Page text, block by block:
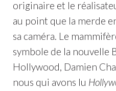
originaire et le
au point que la merde
sa caméra. Le
symbole de la nouvelle
Hollywood, Damien
nous qui avons lu